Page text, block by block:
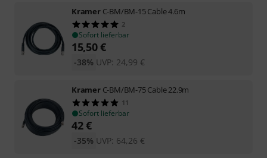
Kramer C-BM/BM-15 Cable 4.6m
2
Sofort lieferbar
15,50€
UVP: 24,99 €
-38%
Kramer C-BM/BM-75 Cable 22.9m
11
Sofort lieferbar
42€
UVP: 64,26 €
-35%